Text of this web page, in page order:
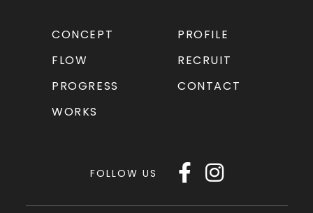
CONCEPT
PROFILE
FLOW
RECRUIT
PROGRESS
CONTACT
WORKS
FOLLOW US